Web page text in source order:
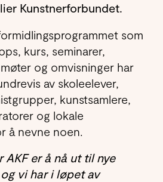
Kunstnerforbundet.
som
kurs, seminarer,
og omvisninger har
av skoleelever,
kunstsamlere,
og lokale
å nevne noen.
AKF er å nå ut til nye
vi har i løpet av